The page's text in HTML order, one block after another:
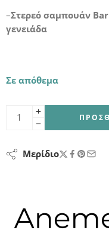
–Στερεό σαμπουάν
γενειάδα
Σε απόθεμα
Μερίδιο